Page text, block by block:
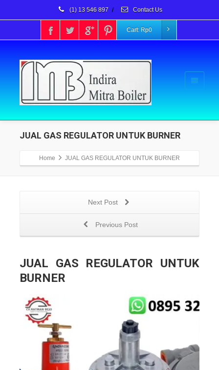
(1) 13 546 897 / Contact Us
Cart: Rp0
JUAL GAS REGULATOR UNTUK BURNER
Home JUAL GAS REGULATOR UNTUK BURNER
Next Post
Previous Post
JUAL GAS REGULATOR UNTUK
BURNER